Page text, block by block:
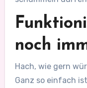
noch
Hach, wie gern
Ganz so einfach